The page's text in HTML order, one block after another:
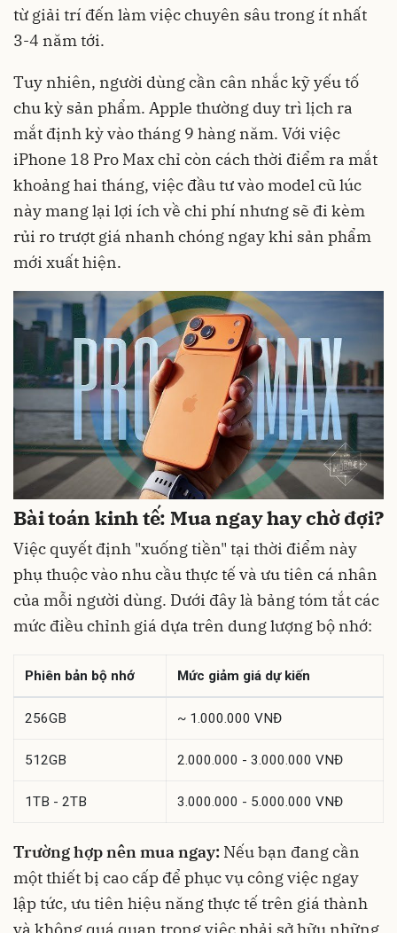
từ giải trí đến làm việc chuyên sâu trong ít nhất
3-4 năm tới.
Tuy nhiên, người dùng cần cân nhắc kỹ yếu tố
chu kỳ sản phẩm. Apple thường duy trì lịch ra
mắt định kỳ vào tháng 9 hàng năm. Với việc
iPhone 18 Pro Max chỉ còn cách thời điểm ra mắt
khoảng hai tháng, việc đầu tư vào model cũ lúc
này mang lại lợi ích về chi phí nhưng sẽ đi kèm
rủi ro trượt giá nhanh chóng ngay khi sản phẩm
mới xuất hiện.
Bài toán kinh tế: Mua ngay hay chờ đợi?
Việc quyết định "xuống tiền" tại thời điểm này
phụ thuộc vào nhu cầu thực tế và ưu tiên cá nhân
của mỗi người dùng. Dưới đây là bảng tóm tắt các
mức điều chỉnh giá dựa trên dung lượng bộ nhớ:
Phiên bản bộ nhớ Mức giảm giá dự kiến
256GB ~ 1.000.000 VNĐ
512GB 2.000.000 - 3.000.000 VNĐ
1TB - 2TB 3.000.000 - 5.000.000 VNĐ
Trường hợp nên mua ngay: Nếu bạn đang cần
một thiết bị cao cấp để phục vụ công việc ngay
lập tức, ưu tiên hiệu năng thực tế trên giá thành
và không quá quan trọng việc phải sở hữu những